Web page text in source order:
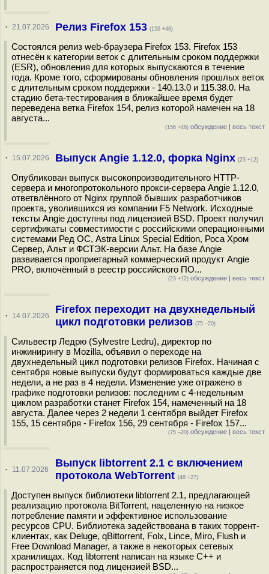
· 21.07.2026 Релиз Firefox 153 (156 +48)
Состоялся релиз web-браузера Firefox 153. Firefox 153
отнесён к категории веток с длительным сроком поддержки
(ESR), обновления для которых выпускаются в течение
года. Кроме того, сформированы обновления прошлых веток
с длительным сроком поддержки - 140.13.0 и 115.38.0. На
стадию бета-тестирования в ближайшее время будет
переведена ветка Firefox 154, релиз которой намечен на 18
августа...
(156 +48) обсуждение | весь текст
· 15.07.2026 Выпуск Angie 1.12.0, форка Nginx (23 +12)
Опубликован выпуск высокопроизводительного HTTP-
сервера и многопротокольного прокси-сервера Angie 1.12.0,
ответвлённого от Nginx группой бывших разработчиков
проекта, уволившихся из компании F5 Network. Исходные
тексты Angie доступны под лицензией BSD. Проект получил
сертификаты совместимости с российскими операционными
системами Ред ОС, Astra Linux Special Edition, Роса Хром
Сервер, Альт и ФСТЭК-версии Альт. На базе Angie
развивается проприетарный коммерческий продукт Angie
PRO, включённый в реестр российского ПО...
(23 +12) обсуждение | весь текст
· 14.07.2026
Firefox переходит на двухнедельный
цикл подготовки релизов (75 –20)
Сильвестр Ледрю (Sylvestre Ledru), директор по
инжинирингу в Mozilla, объявил о переходе на
двухнедельный цикл подготовки релизов Firefox. Начиная с
сентября новые выпуски будут формироваться каждые две
недели, а не раз в 4 недели. Изменение уже отражено в
графике подготовки релизов: последним с 4-недельным
циклом разработки станет Firefox 154, намеченный на 18
августа. Далее через 2 недели 1 сентября выйдет Firefox
155, 15 сентября - Firefox 156, 29 сентября - Firefox 157...
(75 –20) обсуждение | весь текст
· 11.07.2026
Выпуск libtorrent 2.1 с включением
протокола WebTorrent (48 +27)
Доступен выпуск библиотеки libtorrent 2.1, предлагающей
реализацию протокола BitTorrent, нацеленную на низкое
потребление памяти и эффективное использование
ресурсов CPU. Библиотека задействована в таких торрент-
клиентах, как Deluge, qBittorrent, Folx, Lince, Miro, Flush и
Free Download Manager, а также в некоторых сетевых
хранилищах. Код libtorrent написан на языке C++ и
распространяется под лицензией BSD...